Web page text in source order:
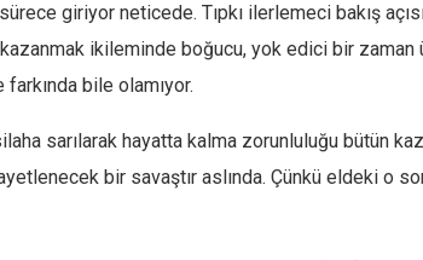
giriyor neticede. Tıpkı ilerlemeci bakış
ikileminde boğucu, yok edici bir zaman
bile olamıyor.
sarılarak hayatta kalma zorunluluğu bütün
bir savaştır aslında. Çünkü eldeki o